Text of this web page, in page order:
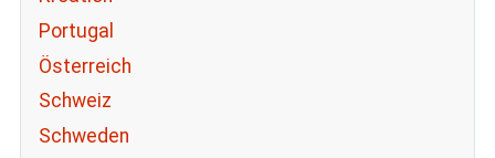
Portugal
Österreich
Schweiz
Schweden